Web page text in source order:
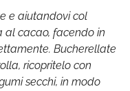
e aiutandovi col
cacao, facendo in
Bucherellate
ricopritelo con
secchi, in modo